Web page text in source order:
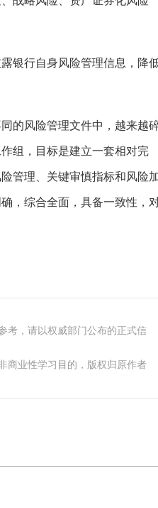
银行自身风险管理信息，降
的风险管理文件中，越来越
组，目标是建立一套相对完
管理、关键审慎指标和风险
，综合全面，具备一致性，
考，请以权威部门公布的正式信
商业性学习目的，版权归原作者